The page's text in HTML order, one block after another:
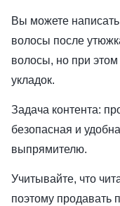
Вы можете написать
волосы после
волосы, но при
укладок.
Задача контента:
безопасная и
выпрямителю.
Учитывайте, что
поэтому продавать